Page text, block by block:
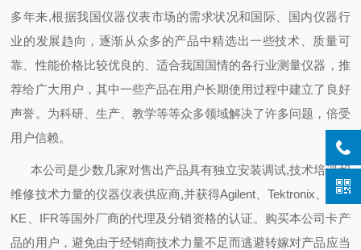
多年来,根据我国仪器仪表市场的需求状况和国际、国内仪器行
业的发展趋向，逐渐从众多的产品中精选出一些技术、质量可
靠、性能价格比较优良的、适合我国国情的各行业测量仪器，推
荐给广大用户，其中一些产品在用户长期使用过程中建立了良好
声誉。为科研、生产、教学等等众多领域解决了许多问题，倍受
用户信赖。
本公司是少数几家对售出产品具有独立安装调试,技术培训和
维修技术力量的仪器仪表供应商,并获得Agilent、Tektronix、FLU
KE、IFR等国外厂商的代理及分销资格的认证。购买本公司卡产
品的用户，避免由于经销商技术力量不足而逃避转嫁对产品应当